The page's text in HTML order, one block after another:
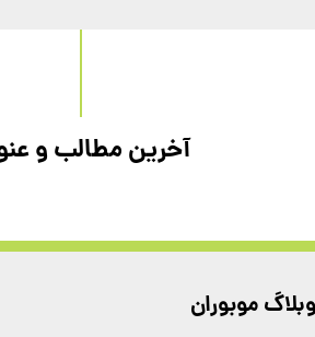
آخرین مطالب و
موبوران